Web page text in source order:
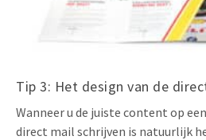
Tip 3: Het design van de
Wanneer u de juiste content op
direct mail schrijven is natuurlijk